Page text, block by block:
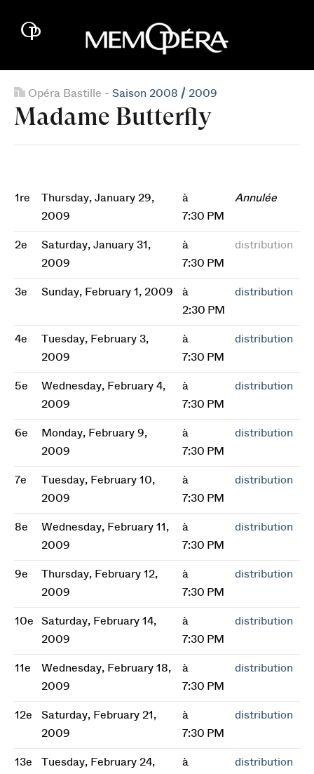
Opéra Bastille - Saison 2008 / 2009
Madame Butterfly
1re
Thursday, January 29,
2009
à
7:30 PM
Annulée
2e
Saturday, January 31,
2009
à
7:30 PM
distribution
3e Sunday, February 1, 2009
à
2:30 PM
distribution
4e
Tuesday, February 3,
2009
à
7:30 PM
distribution
5e
Wednesday, February 4,
2009
à
7:30 PM
distribution
6e
Monday, February 9,
2009
à
7:30 PM
distribution
7e
Tuesday, February 10,
2009
à
7:30 PM
distribution
8e
Wednesday, February 11,
2009
à
7:30 PM
distribution
9e
Thursday, February 12,
2009
à
7:30 PM
distribution
10e
Saturday, February 14,
2009
à
7:30 PM
distribution
11e
Wednesday, February 18,
2009
à
7:30 PM
distribution
12e
Saturday, February 21,
2009
à
7:30 PM
distribution
13e
Tuesday, February 24,
à
distribution